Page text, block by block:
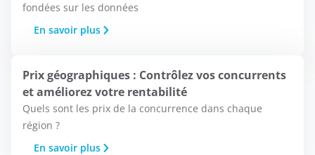
fondées sur les données
En savoir plus
Prix géographiques : Contrôlez vos concurrents
et améliorez votre rentabilité
Quels sont les prix de la concurrence dans chaque
région ?
En savoir plus